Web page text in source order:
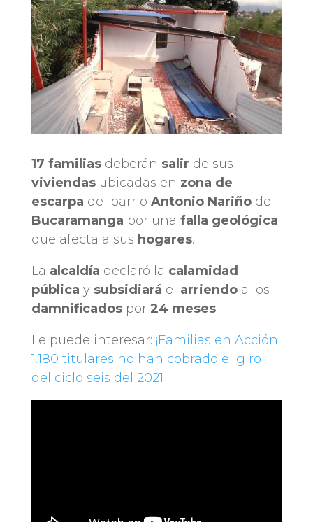
17 familiasdeberán salir de sus
viviendasubicadas en zona de
escarpa del barrio Antonio Nariñode
Bucaramanga por una falla geológica
que afecta a sus hogares.
La alcaldía declaró la calamidad
pública ysubsidiará el arriendoa los
damnificadospor 24 meses.
Le puede interesar: ¡Familias en Acción!
1.180 titulares no han cobrado el giro
del ciclo seis del 2021